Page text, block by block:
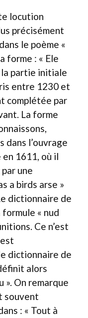
locution
précisément
le poème «
forme : « Ele
la partie initiale
entre 1230 et
complétée par
La forme
dans l’ouvrage
1611, où il
une
a birds arse »
dictionnaire de
« nud
Ce n’est
dictionnaire de
alors
». On remarque
souvent
: « Tout à